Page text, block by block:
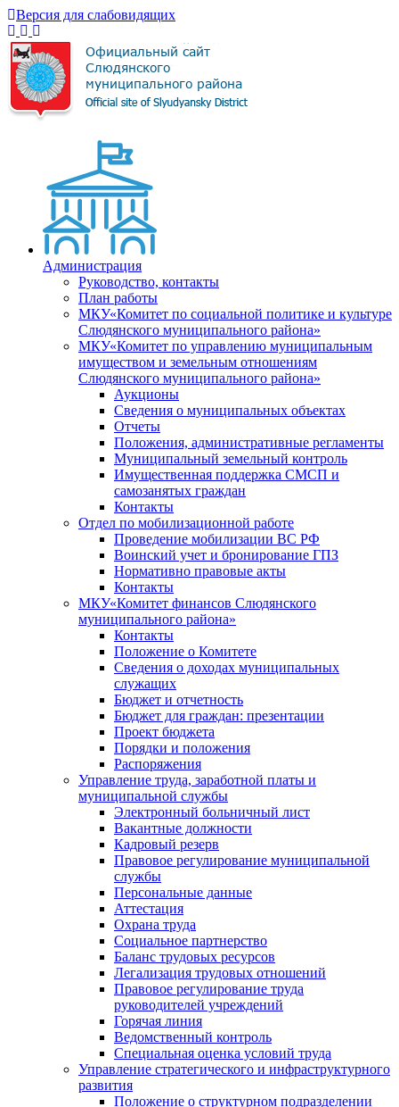
Версия для слабовидящих
Администрация
Руководство, контакты
План работы
МКУ«Комитет по социальной политике и культуре
Слюдянского муниципального района»
МКУ«Комитет по управлению муниципальным
имуществом и земельным отношениям
Слюдянского муниципального района»
Аукционы
Сведения о муниципальных объектах
Отчеты
Положения, административные регламенты
Муниципальный земельный контроль
Имущественная поддержка СМСП и
самозанятых граждан
Контакты
Отдел по мобилизационной работе
Проведение мобилизации ВС РФ
Воинский учет и бронирование ГПЗ
Нормативно правовые акты
Контакты
МКУ«Комитет финансов Слюдянского
муниципального района»
Контакты
Положение о Комитете
Сведения о доходах муниципальных
служащих
Бюджет и отчетность
Бюджет для граждан: презентации
Проект бюджета
Порядки и положения
Распоряжения
Управление труда, заработной платы и
муниципальной службы
Электронный больничный лист
Вакантные должности
Кадровый резерв
Правовое регулирование муниципальной
службы
Персональные данные
Аттестация
Охрана труда
Социальное партнерство
Баланс трудовых ресурсов
Легализация трудовых отношений
Правовое регулирование труда
руководителей учреждений
Горячая линия
Ведомственный контроль
Специальная оценка условий труда
Управление стратегического и инфраструктурного
развития
Положение о структурном подразделении